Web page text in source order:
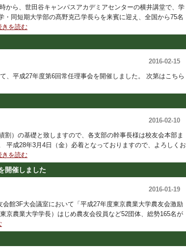
から、世田谷キャンパスアカデミアセンターの横井講堂で、学
同短期大学部の髙野克己学長らを来賓に迎え、全国から75名
を読む
2016-02-15
、平成27年度第6回常任理事会を開催しました。 次第はこちら
2016-02-10
）の基礎と致しますので、各支部の幹事長様は校友会本部ま
平成28年3月4日（金）必着となっておりますので、よろしくお
を読む
開催しました
2016-01-19
館3F大会議室において「平成27年度東京農業大学農友会激励
農業大学学長）はじめ農友会役員など52団体、総勢165名が